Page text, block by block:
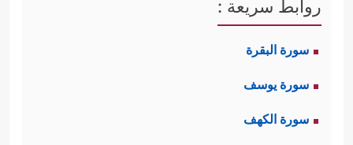
روابط سريعة :
سورة البقرة
سورة يوسف
سورة الكهف